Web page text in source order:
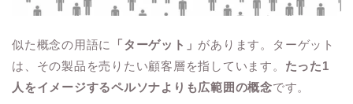
似た概念の用語に 「ターゲット」 があります。ターゲット
は、その製品を売りたい顧客層を指しています。 たった1
人をイメージするペルソナよりも広範囲の概念です。